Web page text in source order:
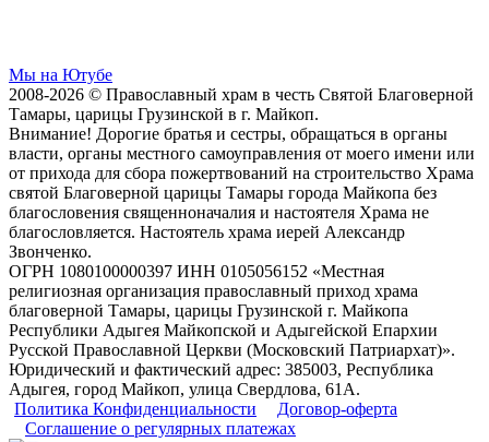
Мы на Ютубе
2008-2026 © Православный храм в честь Святой Благоверной
Тамары, царицы Грузинской в г. Майкоп.
Внимание! Дорогие братья и сестры, обращаться в органы
власти, органы местного самоуправления от моего имени или
от прихода для сбора пожертвований на строительство Храма
святой Благоверной царицы Тамары города Майкопа без
благословения священноначалия и настоятеля Храма не
благословляется. Настоятель храма иерей Александр
Звонченко.
ОГРН 1080100000397 ИНН 0105056152 «Местная
религиозная организация православный приход храма
благоверной Тамары, царицы Грузинской г. Майкопа
Республики Адыгея Майкопской и Адыгейской Епархии
Русской Православной Церкви (Московский Патриархат)».
Юридический и фактический адрес: 385003, Республика
Адыгея, город Майкоп, улица Свердлова, 61А.
Политика Конфиденциальности
Договор-оферта
Соглашение о регулярных платежах